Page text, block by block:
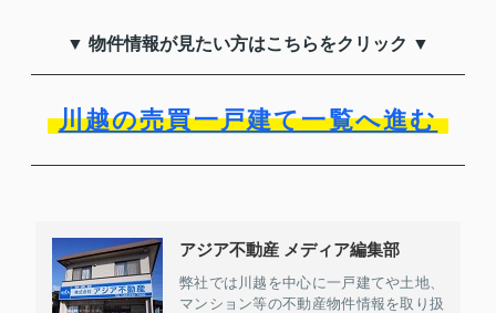
▼ 物件情報が見たい方はこちらをクリック ▼
川越の売買一戸建て一覧へ進む
アジア不動産 メディア編集部
弊社では川越を中心に一戸建てや土地、
マンション等の不動産物件情報を取り扱